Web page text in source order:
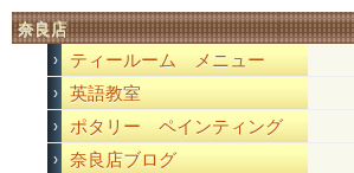
奈良店
ティールーム メニュー
英語教室
ポタリー ペインティング
奈良店ブログ